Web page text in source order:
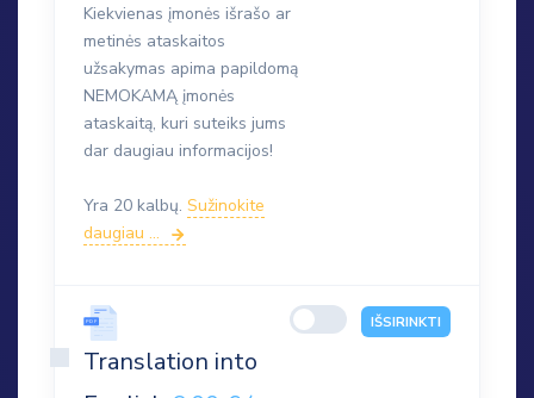
Kiekvienas įmonės išrašo ar
metinės ataskaitos
užsakymas apima papildomą
NEMOKAMĄ įmonės
ataskaitą, kuri suteiks jums
dar daugiau informacijos!
Yra 20 kalbų. Sužinokite
daugiau ...
Translation into
IŠSIRINKTI